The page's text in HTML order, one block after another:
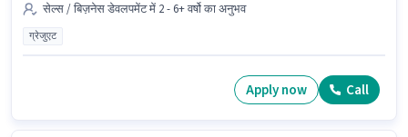
सेल्स / बिज़नेस डेवलपमेंट में 2 - 6+ वर्षो का अनुभव
ग्रेजुएट
Apply now Call